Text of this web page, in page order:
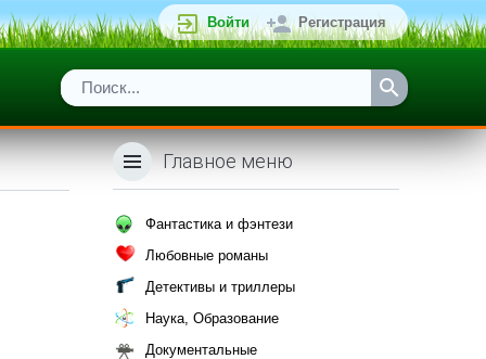
Войти Регистрация
Главное меню
Фантастика и фэнтези
Любовные романы
Детективы и триллеры
Наука, Образование
Документальные